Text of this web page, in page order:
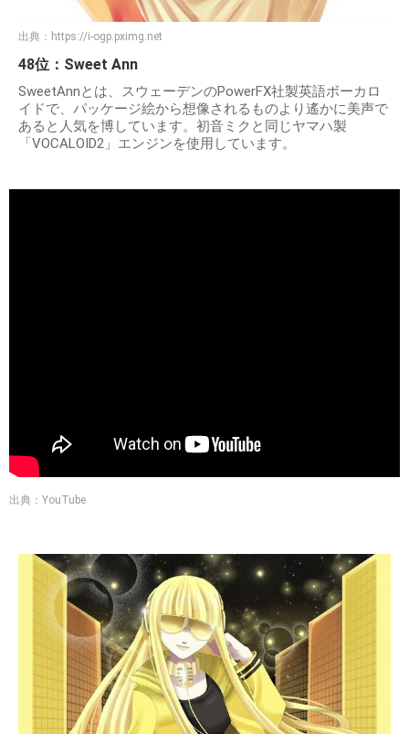
出典： https://i-ogp.pximg.net
48位：Sweet Ann
SweetAnnとは、スウェーデンのPowerFX社製英語ボーカロ
イドで、パッケージ絵から想像されるものより遙かに美声で
あると人気を博しています。初音ミクと同じヤマハ製
「VOCALOID2」エンジンを使用しています。
出典：YouTube